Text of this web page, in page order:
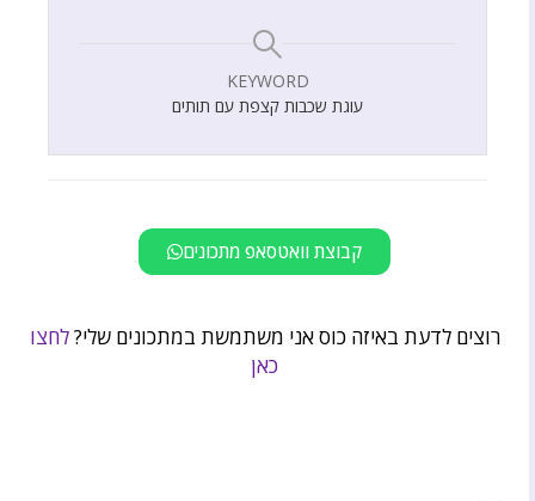
KEYWORD
עוגת שכבות קצפת עם תותים
קבוצת וואטסאפ מתכונים
רוצים לדעת באיזה כוס אני משתמשת במתכונים שלי?לחצו
כאן